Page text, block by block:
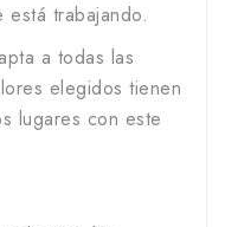
trabajando.
a todas las
elegidos tienen
lugares con este